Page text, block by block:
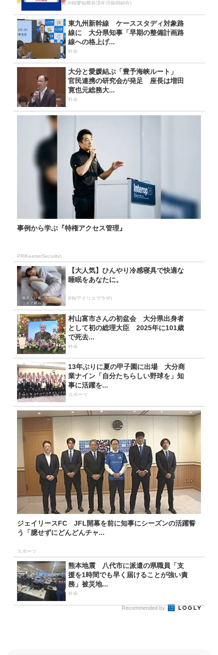
PR(愛知県共済生活協同組合)
東九州新幹線 ケーススタディ対象路
線に 大分県知事「早期の整備計画路
線への格上げ...
社会
大分と愛媛結ぶ「豊予海峡ルート」
官民連携の研究会が発足 座長は増田
寛也元総務大...
社会
事例から学ぶ『特権アクセス管理』
PR(KeeperSecurity)
【大人気】ひんやり冷感寝具で快適な
睡眠をあなたに。
PR(アイリスプラザ)
村山富市さんの初盆会 大分県出身者
として初の総理大臣 2025年に101歳
で死去...
社会
13年ぶりに夏の甲子園に出場 大分商
業ナイン「自分たちらしい野球を」知
事に活躍を...
スポーツ
ジェイリースFC JFL開幕を前に知事にシーズンの活躍誓
う「臆せずにどんどんチャ...
スポーツ
熊本地震 八代市に派遣の県職員「支
援を1時間でも早く届けることが強い責
務」被災地...
社会
Recommended by